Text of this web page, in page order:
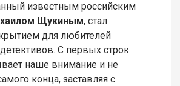
известным российским
Щукиным, стал
для любителей
С первых строк
наше внимание и не
конца, заставляя с